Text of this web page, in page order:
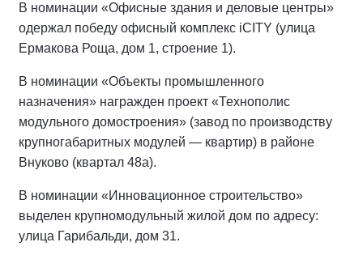
В номинации «Офисные здания и деловые центры»
одержал победу офисный комплекс iCITY (улица
Ермакова Роща, дом 1, строение 1).
В номинации «Объекты промышленного
назначения» награжден проект «Технополис
модульного домостроения» (завод по производству
крупногабаритных модулей — квартир) в районе
Внуково (квартал 48а).
В номинации «Инновационное строительство»
выделен крупномодульный жилой дом по адресу:
улица Гарибальди, дом 31.